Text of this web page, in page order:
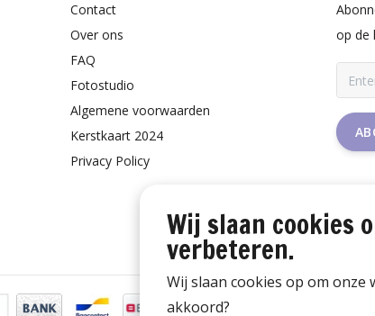
Contact
Over ons
FAQ
Fotostudio
Algemene voorwaarden
Kerstkaart 2024
Privacy Policy
op de
Wij slaan cookies
verbeteren.
Wij slaan cookies op om
akkoord?